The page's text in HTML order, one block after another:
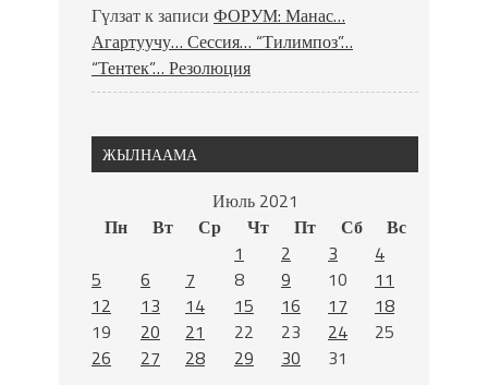
Гүлзатк записи ФОРУМ: Манас…
Агартуучу… Сессия… “Тилимпоз”…
“Тентек”… Резолюция
ЖЫЛНААМА
Июль 2021
Пн
Вт Ср Чт Пт Сб
Вс
1
2 3
4
5
6 7 8 9 10
11
12
13 14 15 16 17
18
19
20 21 22 23 24
25
26
27 28 29 30
31